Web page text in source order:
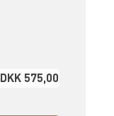
DKK 575,00